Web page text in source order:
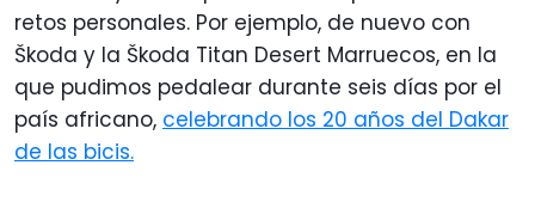
retos personales. Por ejemplo, de nuevo con
Škoda y la Škoda Titan Desert Marruecos, en la
que pudimos pedalear durante seis días por el
país africano, celebrando los 20 años del Dakar
de las bicis.